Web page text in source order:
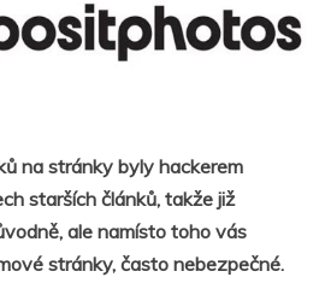
na stránky byly hackerem
starších článků, takže již
ale namísto toho vás
stránky, často nebezpečné.